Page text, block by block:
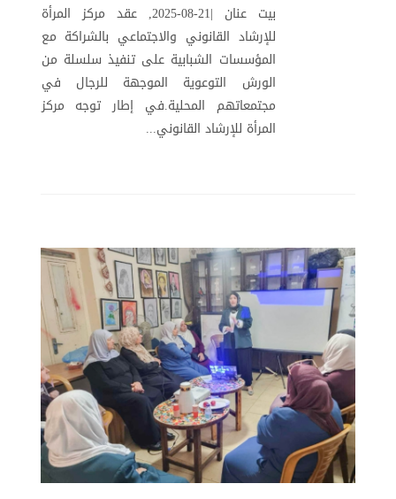
بيت عنان |21-08-2025, عقد مركز المرأة
للإرشاد القانوني والاجتماعي بالشراكة مع
المؤسسات الشبابية على تنفيذ سلسلة من
الورش التوعوية الموجهة للرجال في
مجتمعاتهم المحلية.في إطار توجه مركز
المرأة للإرشاد القانوني...